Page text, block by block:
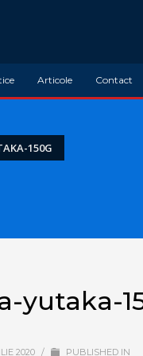
Articole Contact
150G
yutaka-
2020 / PUBLISHED IN